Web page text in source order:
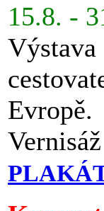
15.8. -
Evropě.